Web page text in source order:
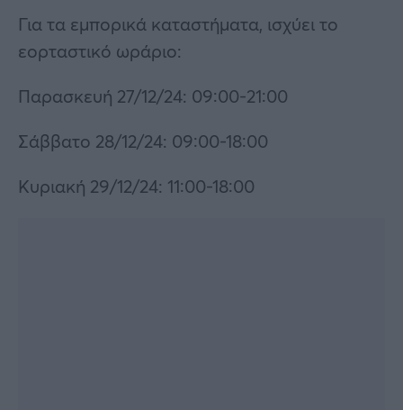
Για τα εμπορικά καταστήματα, ισχύει το
εορταστικό ωράριο:
Παρασκευή 27/12/24: 09:00-21:00
Σάββατο 28/12/24: 09:00-18:00
Κυριακή 29/12/24: 11:00-18:00